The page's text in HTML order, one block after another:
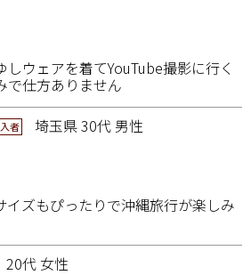
ウェアを着てYouTube撮影に行く
で仕方ありません
者 埼玉県30代 男性
イズもぴったりで沖縄旅行が楽しみ
20代女性